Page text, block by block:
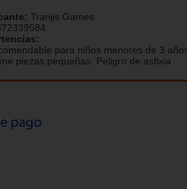
Tranjis Games
para niños menores de 3
piezas pequeñas. Peligro de asfixia